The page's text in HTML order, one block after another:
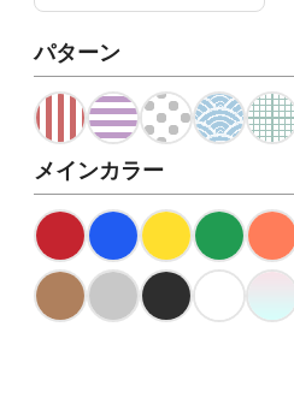
パターン
メインカラー